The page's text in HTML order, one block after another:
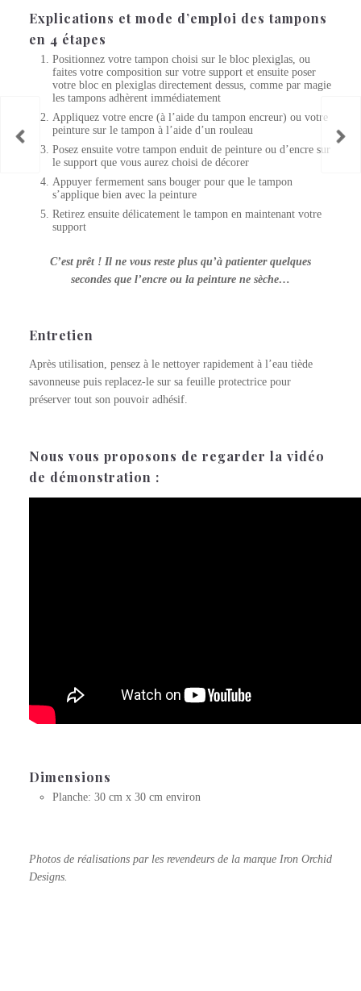
Explications et mode d’emploi des tampons
en 4 étapes
Positionnez votre tampon choisi sur le bloc plexiglas, ou
faites votre composition sur votre support et ensuite poser
votre bloc en plexiglas directement dessus, comme par magie
les tampons adhèrent immédiatement
Appliquez votre encre (à l’aide du tampon encreur) ou votre
peinture sur le tampon à l’aide d’un rouleau
Posez ensuite votre tampon enduit de peinture ou d’encre sur
le support que vous aurez choisi de décorer
Appuyer fermement sans bouger pour que le tampon
s’applique bien avec la peinture
Retirez ensuite délicatement le tampon en maintenant votre
support
C’est prêt ! Il ne vous reste plus qu’à patienter quelques
secondes que l’encre ou la peinture ne sèche…
Entretien
Après utilisation, pensez à le nettoyer rapidement à l’eau tiède
savonneuse puis replacez-le sur sa feuille protectrice pour
préserver tout son pouvoir adhésif.
Nous vous proposons de regarder la vidéo
de démonstration :
Dimensions
Planche: 30 cm x 30 cm environ
Photos de réalisations par les revendeurs de la marque Iron Orchid
Designs.